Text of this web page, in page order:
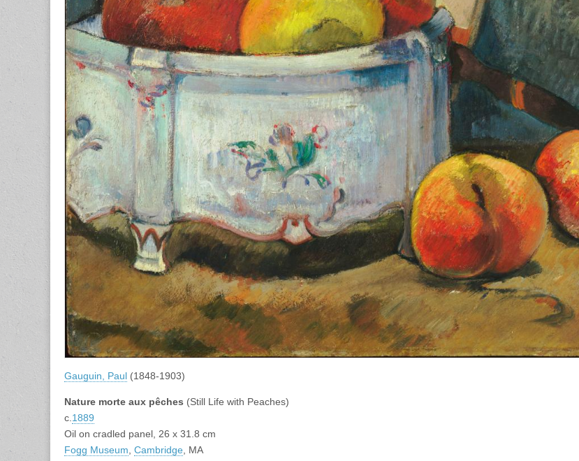
Gauguin, Paul (1848-1903)
Nature morte aux pêches (Still Life with Peaches)
c.1889
Oil on cradled panel, 26 x 31.8 cm
Fogg Museum, Cambridge, MA